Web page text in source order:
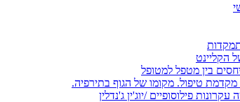
הקליינט
בין מטפל למטופל
טיפול. מקומו של הגוף בתירפיה.
פילוסופיים /יוג'ין ג'נדלין